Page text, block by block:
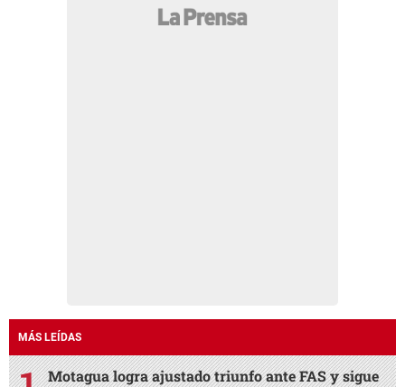
MÁS LEÍDAS
Motagua logra ajustado triunfo ante FAS y sigue